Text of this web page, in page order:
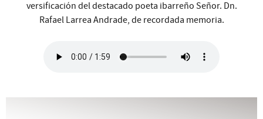
versificación del destacado poeta ibarreño Señor. Dn.
Rafael Larrea Andrade, de recordada memoria.